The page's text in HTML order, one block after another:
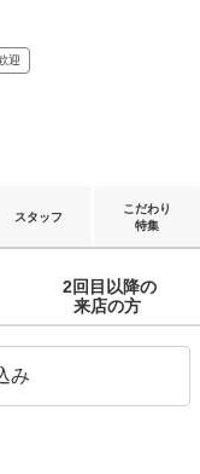
迎
スタッフ
こだわり
特集
2回目以降の
来店の方
み